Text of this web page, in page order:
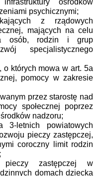
ośrodków
psychicznymi;
z rządowych
mających na celu
osób, rodzin i grup
specjalistycznego
o których mowa w art. 5a
pomocy w zakresie
przez starostę nad
społecznej poprzez
nadzoru;
3-letnich powiatowych
pieczy zastępczej,
coroczny limit rodzin
pieczy zastępczej w
domach dziecka